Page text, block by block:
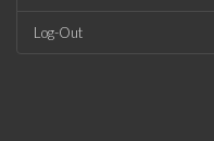
Log-Out